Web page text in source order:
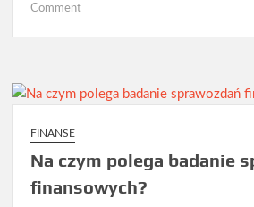
Commenton
oferowaniu
FINANSE
Na czym polega badanie
finansowych?